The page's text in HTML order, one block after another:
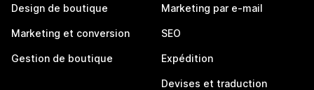
Design de boutique
Marketing et conversion
Gestion de boutique
Marketing par e-mail
SEO
Expédition
Devises et traduction